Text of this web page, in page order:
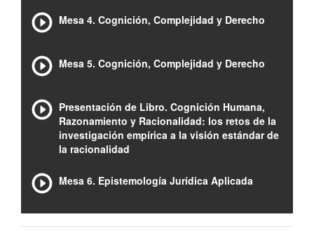
Mesa 4. Cognición, Complejidad y Derecho
Mesa 5. Cognición, Complejidad y Derecho
Presentación de Libro. Cognición Humana,
Razonamiento y Racionalidad: los retos de la
investigación empírica a la visión estándar de
la racionalidad
Mesa 6. Epistemología Jurídica Aplicada